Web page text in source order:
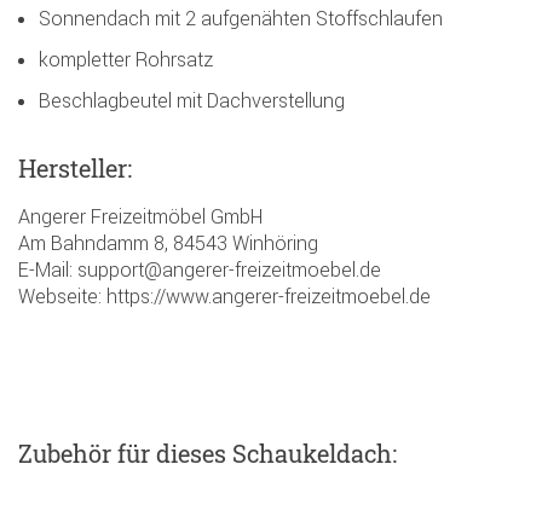
Sonnendach mit 2 aufgenähten Stoffschlaufen
kompletter Rohrsatz
Beschlagbeutel mit Dachverstellung
Hersteller:
Angerer Freizeitmöbel GmbH
Am Bahndamm 8, 84543 Winhöring
E-Mail: support@angerer-freizeitmoebel.de
Webseite: https://www.angerer-freizeitmoebel.de
Zubehörfür dieses Schaukeldach: